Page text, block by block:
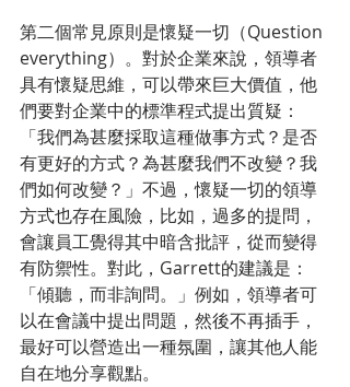
第二個常見原則是懷疑一切（Question
everything）。對於企業來說，領導者
具有懷疑思維，可以帶來巨大價值，他
們要對企業中的標準程式提出質疑：
「我們為甚麼採取這種做事方式？是否
有更好的方式？為甚麼我們不改變？我
們如何改變？」不過，懷疑一切的領導
方式也存在風險，比如，過多的提問，
會讓員工覺得其中暗含批評，從而變得
有防禦性。對此，Garrett的建議是：
「傾聽，而非詢問。」例如，領導者可
以在會議中提出問題，然後不再插手，
最好可以營造出一種氛圍，讓其他人能
自在地分享觀點。